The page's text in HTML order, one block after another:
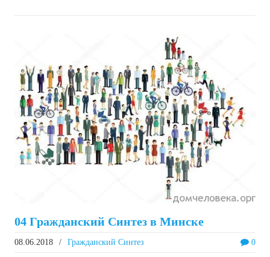
04 Гражданский Синтез в Минске
0
08.06.2018 / Гражданский Синтез